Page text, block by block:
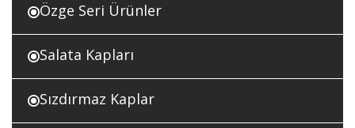
Özge Seri Ürünler
Salata Kapları
Sızdırmaz Kaplar